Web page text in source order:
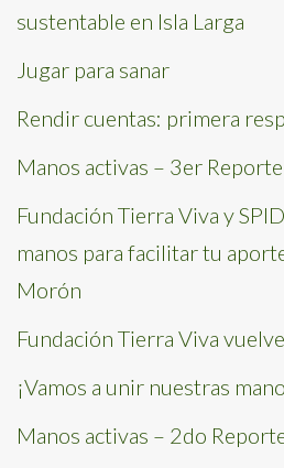
sustentable en Isla Larga
Jugar para sanar
Rendir cuentas: primera
Manos activas – 3er
Fundación Tierra Viva y
manos para facilitar tu
Morón
Fundación Tierra Viva
¡Vamos a unir nuestras
Manos activas – 2do